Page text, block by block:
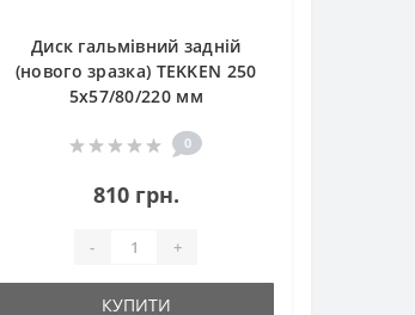
Диск гальмівний задній
(нового зразка) TEKKEN 250
5x57/80/220 мм
0
810 грн.
- +
КУПИТИ